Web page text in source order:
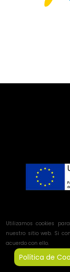
Utilizamos cookies
nuestro sitio web. Si
acuerdo con ello.
Política de